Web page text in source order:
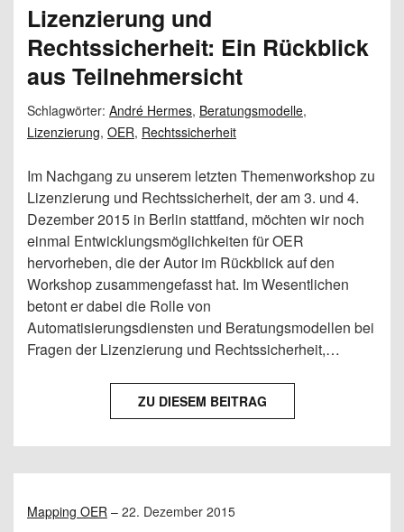
Lizenzierung und
Rechtssicherheit: Ein Rückblick
aus Teilnehmersicht
Schlagwörter: André Hermes, Beratungsmodelle,
Lizenzierung, OER, Rechtssicherheit
Im Nachgang zu unserem letzten Themenworkshop zu
Lizenzierung und Rechtssicherheit, der am 3. und 4.
Dezember 2015 in Berlin stattfand, möchten wir noch
einmal Entwicklungsmöglichkeiten für OER
hervorheben, die der Autor im Rückblick auf den
Workshop zusammengefasst hat. Im Wesentlichen
betont er dabei die Rolle von
Automatisierungsdiensten und Beratungsmodellen bei
Fragen der Lizenzierung und Rechtssicherheit,…
ZU DIESEM BEITRAG
Mapping OER – 22. Dezember 2015